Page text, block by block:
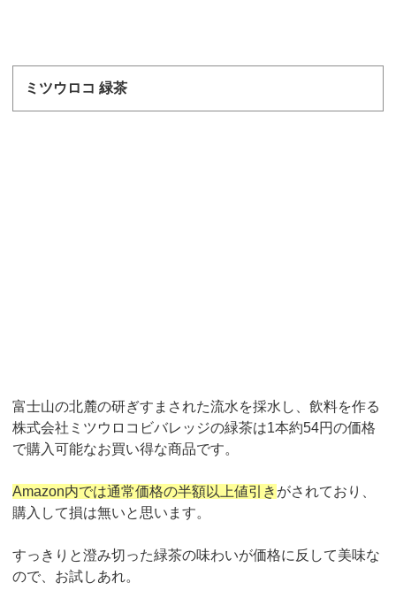
ミツウロコ 緑茶
富士山の北麓の研ぎすまされた流水を採水 し、飲料を作る
株式会社ミツウロコビバレッジの緑茶は1本約54円の価格
で購入可能なお買い得な商品です。
Amazon内では通常価格の半額以上値引き がされており、
購入して損は無いと思います。
すっきりと澄み切った緑茶の味わいが価格に反して美味な
ので、お試しあれ。